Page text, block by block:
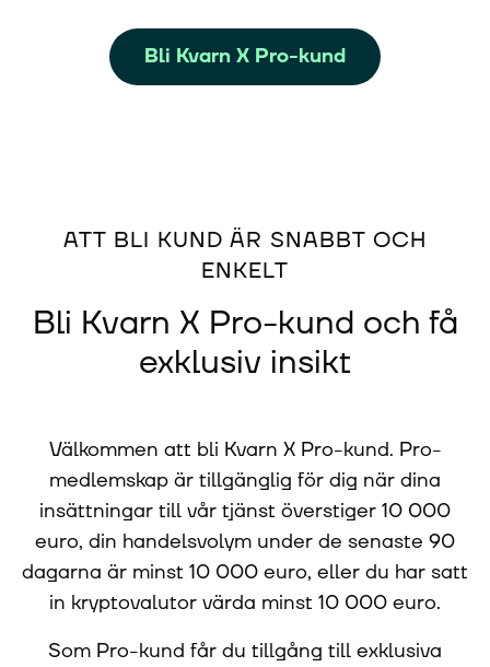
Bli Kvarn X Pro-kund
ATT BLI KUND ÄR SNABBT OCH
ENKELT
Bli Kvarn X Pro-kund och få
exklusiv insikt
Välkommen att bli Kvarn X Pro-kund. Pro-
medlemskap är tillgänglig för dig när dina
insättningar till vår tjänst överstiger 10 000
euro, din handelsvolym under de senaste 90
dagarna är minst 10 000 euro, eller du har satt
in kryptovalutor värda minst 10 000 euro.
Som Pro-kund får du tillgång till exklusiva